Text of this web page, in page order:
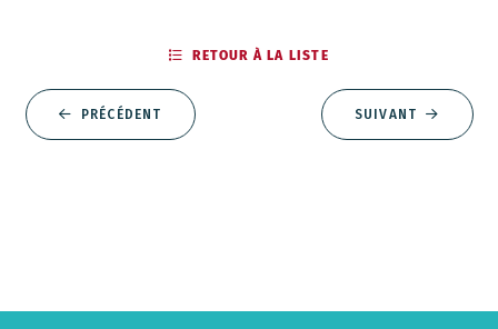
PRÉCÉDENT
RETOUR À LA LISTE
SUIVANT